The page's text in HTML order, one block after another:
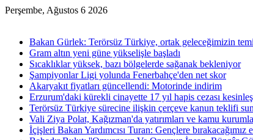
Perşembe, Ağustos 6 2026
Bakan Gürlek: Terörsüz Türkiye, ortak geleceğimizin
Gram altın yeni güne yükselişle başladı
Sıcaklıklar yüksek, bazı bölgelerde sağanak bekleniyor
Şampiyonlar Ligi yolunda Fenerbahçe'den net skor
Akaryakıt fiyatları güncellendi: Motorinde indirim
Erzurum'daki kürekli cinayette 17 yıl hapis cezası
Terörsüz Türkiye sürecine ilişkin çerçeve kanun teklifi
Vali Ziya Polat, Kağızman'da yatırımları ve kamu
İçişleri Bakan Yardımcısı Turan: Gençlere